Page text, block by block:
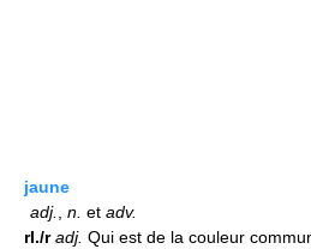
jaune
adj.
n. et adv.
rI./r adj. Qui est de la couleur